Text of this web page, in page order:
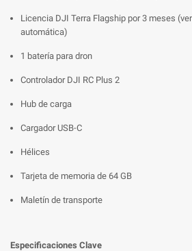
Licencia DJI Terra Flagship por 3 meses
automática)
1 batería para dron
Controlador DJI RC Plus 2
Hub de carga
Cargador USB-C
Hélices
Tarjeta de memoria de 64 GB
Maletín de transporte
Especificaciones Clave